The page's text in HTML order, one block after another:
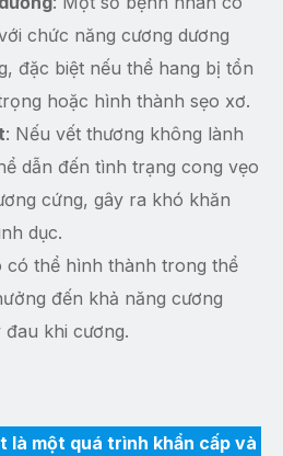
chức năng cương dương
đặc biệt nếu thể hang bị tổn
hoặc hình thành sẹo xơ.
: Nếu vết thương không lành
dẫn đến tình trạng cong vẹo
cứng, gây ra khó khăn
dục.
có thể hình thành trong thể
đến khả năng cương
khi cương.
là một quá trình khẩn cấp và